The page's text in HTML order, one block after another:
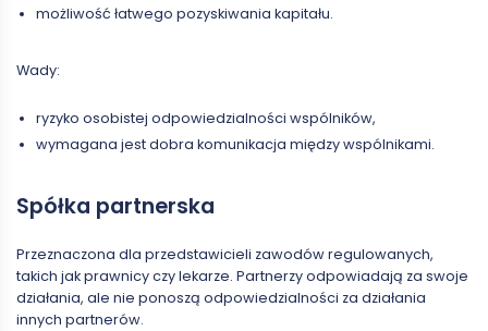
możliwość łatwego pozyskiwania kapitału.
Wady:
ryzyko osobistej odpowiedzialności wspólników,
wymagana jest dobra komunikacja między wspólnikami.
Spółka partnerska
Przeznaczona dla przedstawicieli zawodów regulowanych,
takich jak prawnicy czy lekarze. Partnerzy odpowiadają za swoje
działania, ale nie ponoszą odpowiedzialności za działania
innych partnerów.